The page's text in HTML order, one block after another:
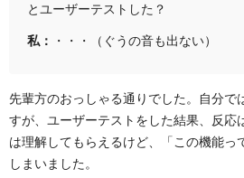
とユーザーテストした？
私： ・・・（ぐうの音も出ない）
先輩方のおっしゃる通りでした。自分で
すが、ユーザーテストをした結果、反応
は理解してもらえるけど、「この機能っ
しまいました。